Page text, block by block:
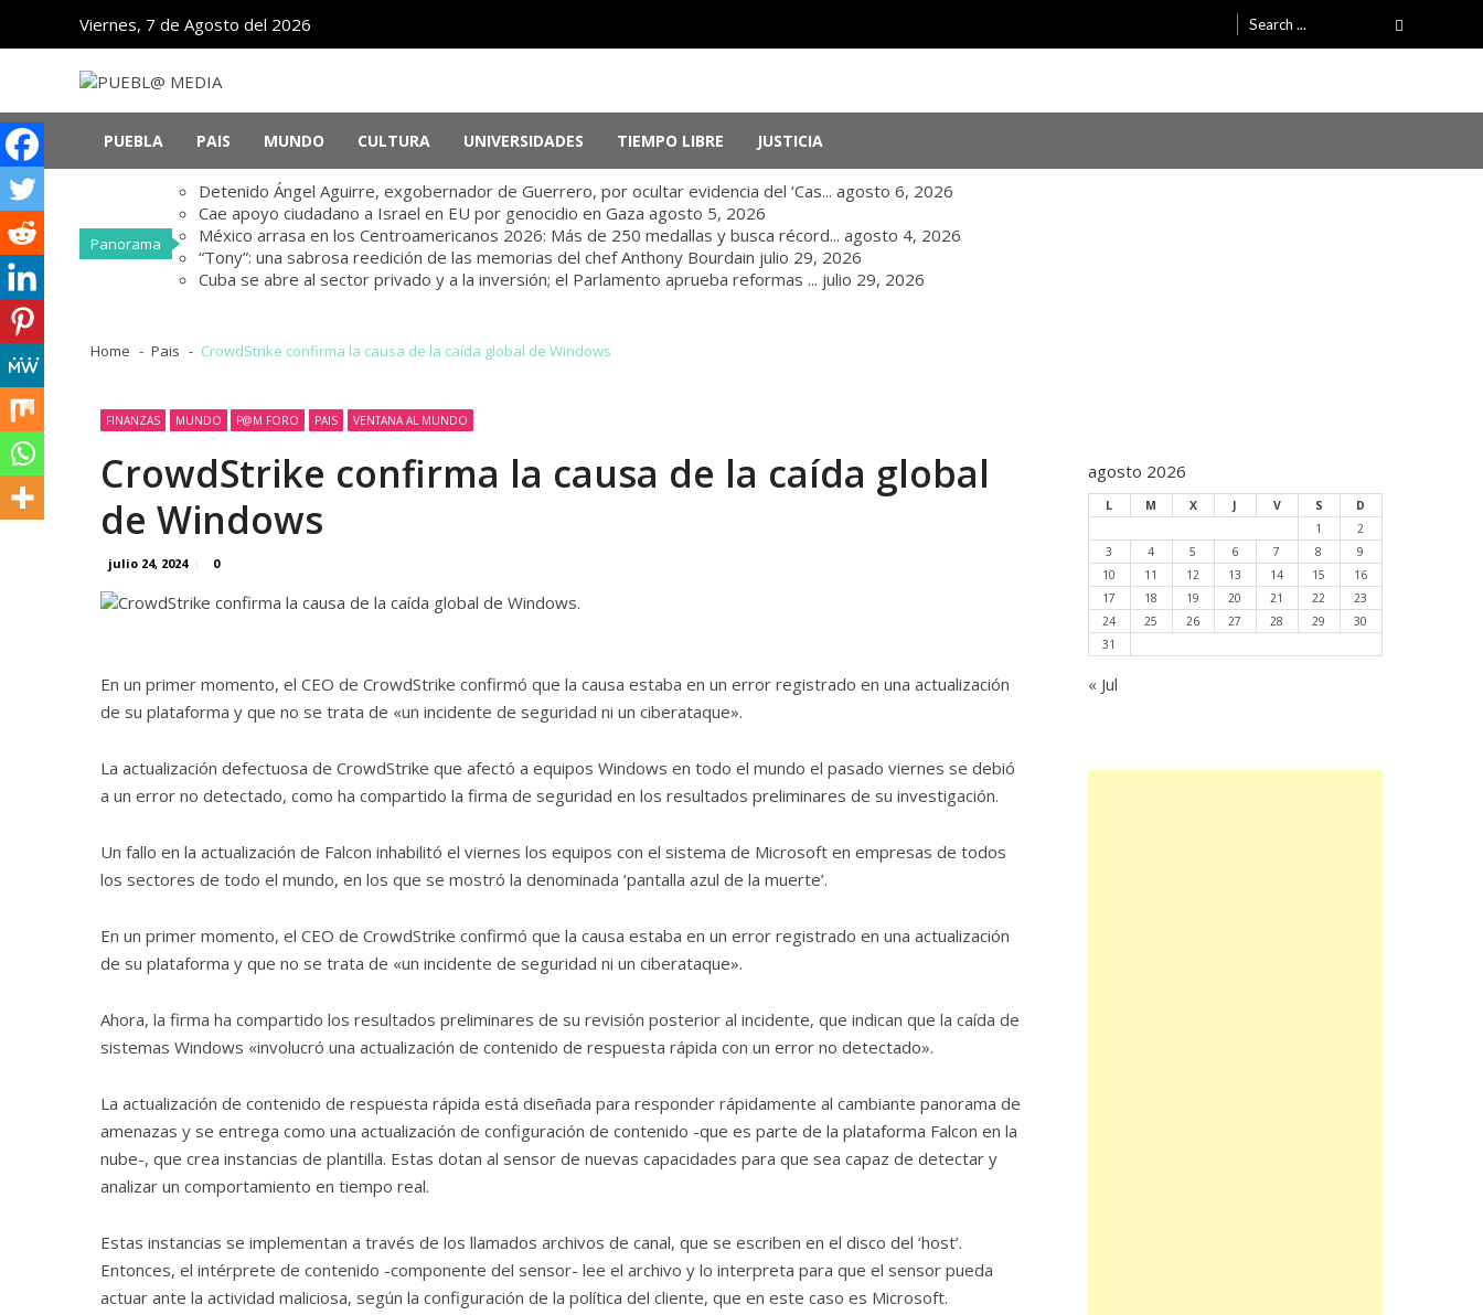
navigation
content
Viernes, 7 de Agosto del 2026
Search
for:
PUEBL@ MEDIA
Noticias de Puebla, México y el mundo
PUEBLA PAIS MUNDO CULTURA UNIVERSIDADES TIEMPO LIBRE JUSTICIA
Panorama
Detenido Ángel Aguirre, exgobernador de Guerrero, por ocultar evidencia del ‘Cas... agosto 6, 2026
Cae apoyo ciudadano a Israel en EU por genocidio en Gaza agosto 5, 2026
México arrasa en los Centroamericanos 2026: Más de 250 medallas y busca récord... agosto 4, 2026
“Tony”: una sabrosa reedición de las memorias del chef Anthony Bourdain julio 29, 2026
Cuba se abre al sector privado y a la inversión; el Parlamento aprueba reformas ... julio 29, 2026
Home Pais CrowdStrike confirma la causa de la caída global de Windows
FINANZAS MUNDO P@M FORO PAIS VENTANA AL MUNDO
CrowdStrike confirma la causa de la caída global
de Windows
julio 24, 2024 0
En un primer momento, el CEO de CrowdStrike confirmó que la causa estaba en un error registrado en una actualización
de su plataforma y que no se trata de «un incidente de seguridad ni un ciberataque».
La actualización defectuosa de CrowdStrike que afectó a equipos Windows en todo el mundo el pasado viernes se debió
a un error no detectado, como ha compartido la firma de seguridad en los resultados preliminares de su investigación.
Un fallo en la actualización de Falcon inhabilitó el viernes los equipos con el sistema de Microsoft en empresas de todos
los sectores de todo el mundo, en los que se mostró la denominada ‘pantalla azul de la muerte’.
En un primer momento, el CEO de CrowdStrike confirmó que la causa estaba en un error registrado en una actualización
de su plataforma y que no se trata de «un incidente de seguridad ni un ciberataque».
Ahora, la firma ha compartido los resultados preliminares de su revisión posterior al incidente, que indican que la caída de
sistemas Windows «involucró una actualización de contenido de respuesta rápida con un error no detectado».
La actualización de contenido de respuesta rápida está diseñada para responder rápidamente al cambiante panorama de
amenazas y se entrega como una actualización de configuración de contenido -que es parte de la plataforma Falcon en la
nube-, que crea instancias de plantilla. Estas dotan al sensor de nuevas capacidades para que sea capaz de detectar y
analizar un comportamiento en tiempo real.
Estas instancias se implementan a través de los llamados archivos de canal, que se escriben en el disco del ‘host’.
Entonces, el intérprete de contenido -componente del sensor- lee el archivo y lo interpreta para que el sensor pueda
actuar ante la actividad maliciosa, según la configuración de la política del cliente, que en este caso es Microsoft.
agosto 2026
L M X J V S
D
1
2
3
4 5 6 7 8
9
10
11 12 13 14 15
16
17
18 19 20 21 22
23
24
25 26 27 28 29
30
31
« Jul